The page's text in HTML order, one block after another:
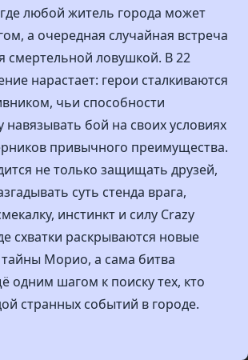
любой житель города может
а очередная случайная встреча
смертельной ловушкой. В 22
нарастает: герои сталкиваются
чьи способности
навязывать бой на своих условиях
привычного преимущества.
не только защищать друзей,
суть стенда врага,
инстинкт и силу Crazy
схватки раскрываются новые
Морио, а сама битва
одним шагом к поиску тех, кто
странных событий в городе.